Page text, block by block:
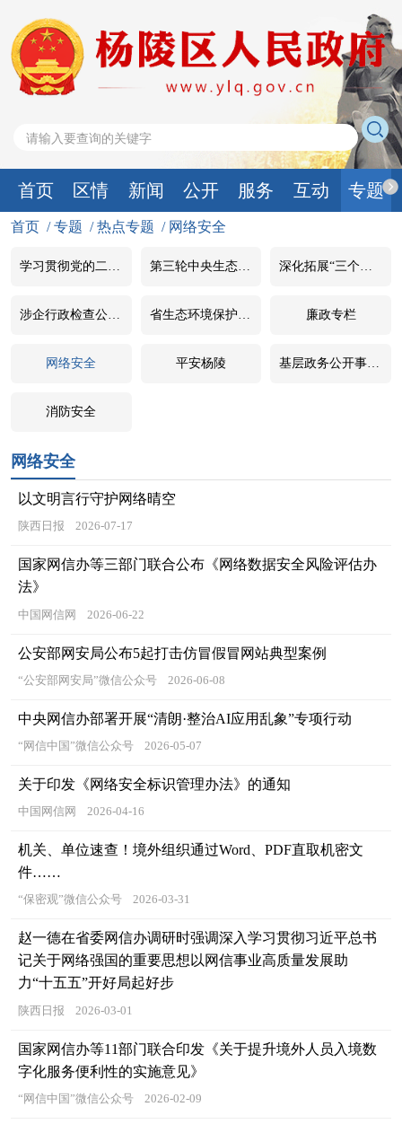
首页 区情 新闻 公开 服务 互动 专题
首页 / 专题 / 热点专题 / 网络安全
学习贯彻党的二十届四中全会精神 第三轮中央生态环境保护督察 深化拓展“三个年”活动 聚焦聚力打好“八场硬仗”
涉企行政检查公示专栏 省生态环境保护督察整改 廉政专栏
网络安全 平安杨陵 基层政务公开事项标准目录
消防安全
网络安全
以文明言行守护网络晴空
陕西日报 2026-07-17
国家网信办等三部门联合公布《网络数据安全风险评估办
法》
中国网信网 2026-06-22
公安部网安局公布5起打击仿冒假冒网站典型案例
“公安部网安局”微信公众号 2026-06-08
中央网信办部署开展“清朗·整治AI应用乱象”专项行动
“网信中国”微信公众号 2026-05-07
关于印发《网络安全标识管理办法》的通知
中国网信网 2026-04-16
机关、单位速查！境外组织通过Word、PDF直取机密文
件……
“保密观”微信公众号 2026-03-31
赵一德在省委网信办调研时强调深入学习贯彻习近平总书
记关于网络强国的重要思想以网信事业高质量发展助
力“十五五”开好局起好步
陕西日报 2026-03-01
国家网信办等11部门联合印发《关于提升境外人员入境数
字化服务便利性的实施意见》
“网信中国”微信公众号 2026-02-09